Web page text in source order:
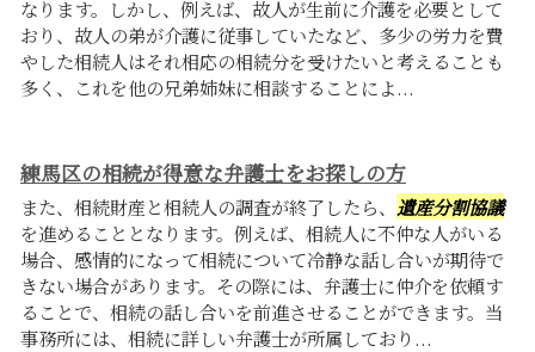
なります。しかし、例えば、故人が生前に介護を必要として
おり、故人の弟が介護に従事していたなど、多少の労力を費
やした相続人はそれ相応の相続分を受けたいと考えることも
多く、これを他の兄弟姉妹に相談することによ...
練馬区の相続が得意な弁護士をお探しの方
また、相続財産と相続人の調査が終了したら、 遺産分割協議
を進めることとなります。例えば、相続人に不仲な人がいる
場合、感情的になって相続について冷静な話し合いが期待で
きない場合があります。その際には、弁護士に仲介を依頼す
ることで、相続の話し合いを前進させることができます。当
事務所には、相続に詳しい弁護士が所属しており...